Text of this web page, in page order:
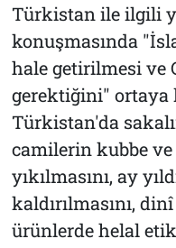
Türkistan ile ilgili
konuşmasında
hale getirilmesi ve
gerektiğini" ortaya
Türkistan'da
camilerin kubbe
yıkılmasını, ay
kaldırılmasını,
ürünlerde helal